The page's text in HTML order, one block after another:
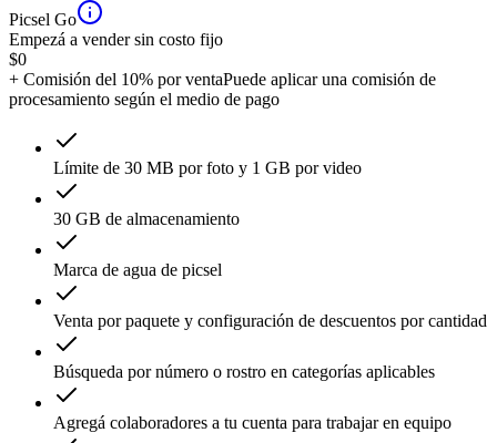
Picsel Go
Empezá a vender sin costo fijo
$0
+ Comisión del 10% por ventaPuede aplicar una comisión de
procesamiento según el medio de pago
Límite de 30 MB por foto y 1 GB por video
30 GB de almacenamiento
Marca de agua de picsel
Venta por paquete y configuración de descuentos por cantidad
Búsqueda por número o rostro en categorías aplicables
Agregá colaboradores a tu cuenta para trabajar en equipo